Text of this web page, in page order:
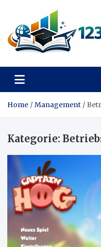
content
123Bildung
Home Management
Kategorie: